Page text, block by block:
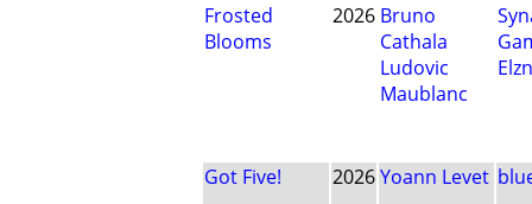
Frosted
Blooms
2026 Bruno
Cathala
Ludovic
Maublanc
Got Five! 2026Yoann Levet